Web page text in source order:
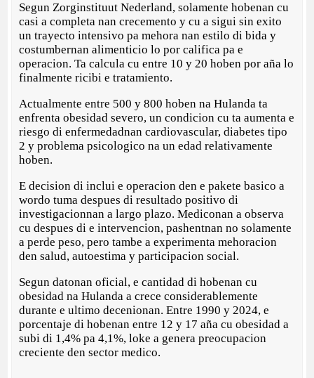
Segun Zorginstituut Nederland, solamente hobenan cu
casi a completa nan crecemento y cu a sigui sin exito
un trayecto intensivo pa mehora nan estilo di bida y
costumbernan alimenticio lo por califica pa e
operacion. Ta calcula cu entre 10 y 20 hoben por aña lo
finalmente ricibi e tratamiento.
Actualmente entre 500 y 800 hoben na Hulanda ta
enfrenta obesidad severo, un condicion cu ta aumenta e
riesgo di enfermedadnan cardiovascular, diabetes tipo
2 y problema psicologico na un edad relativamente
hoben.
E decision di inclui e operacion den e pakete basico a
wordo tuma despues di resultado positivo di
investigacionnan a largo plazo. Mediconan a observa
cu despues di e intervencion, pashentnan no solamente
a perde peso, pero tambe a experimenta mehoracion
den salud, autoestima y participacion social.
Segun datonan oficial, e cantidad di hobenan cu
obesidad na Hulanda a crece considerablemente
durante e ultimo decenionan. Entre 1990 y 2024, e
porcentaje di hobenan entre 12 y 17 aña cu obesidad a
subi di 1,4% pa 4,1%, loke a genera preocupacion
creciente den sector medico.